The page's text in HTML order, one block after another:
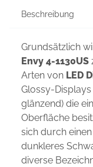
Beschreibung
Grundsätzlich
Envy 4-1130US
Arten von LED
Glossy-
glänzend) die
Oberfläche
sich durch
dunkleres
diverse